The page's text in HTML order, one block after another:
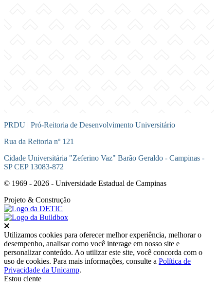
PRDU | Pró-Reitoria de Desenvolvimento Universitário
Rua da Reitoria nº 121
Cidade Universitária "Zeferino Vaz" Barão Geraldo - Campinas -
SP CEP 13083-872
© 1969 - 2026 - Universidade Estadual de Campinas
Projeto & Construção
Utilizamos cookies para oferecer melhor experiência, melhorar o
desempenho, analisar como você interage em nosso site e
personalizar conteúdo. Ao utilizar este site, você concorda com o
uso de cookies. Para mais informações, consulte a Política de
Privacidade da Unicamp.
Estou ciente